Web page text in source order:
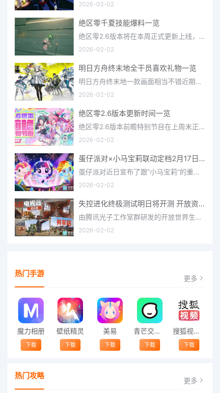
2026-02-02
绝区零千夏技能爆料一览
绝区零2.6版本将在本周正式更新上线，上周的前瞻直播官方给玩家们带来关于最新版本的卡池信息和相关活动内容，
2026-02-02
明日方舟终末地全干员喜欢礼物一览
明日方舟终末地一款画面相当不错近期非常火爆的大型二次元冒险游戏，这里有相当多好看的干员可以让你来抽取并
2026-02-02
绝区零2.6版本更新时间一览
绝区零2.6版本前瞻特别节目在上周末正式播出，官方给玩家们带来了许多关于最新版本的相关资讯和上线时间，不少
2026-02-02
蛋仔派对×小马宝莉联动定档2月17日 联动外观将登场
蛋仔派对近日宣布了跟“小马宝莉”的重磅联动！并且时间定档在了2月17日，此次联动将会上新很多外观，各种小马宝
2026-02-02
失控进化终极测试明日将开测 开放资格预下载已开启
由腾讯光子工作室群研发的开放世界生存进化手游《失控进化》宣布，终极测试将于明日正式开启，目前测试资格预下
2026-02-02
热门手游 更多
魔力相册
下载
壁纸精灵
下载
美易
下载
青芒交友软件官方版2021 v1.3
下载
搜狐视频app免费送会员下载安装到手机 v8.8.5
下载
热门攻略 更多